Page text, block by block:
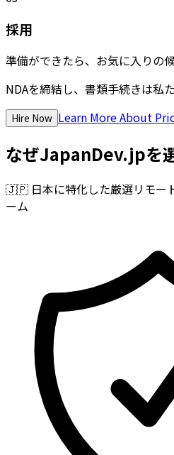
採用
準備ができたら、お気に入りの
NDAを締結し、書類手続きは私
Hire Now Learn More About
なぜJapanDev.jpを
🇯🇵 日本に特化した厳選リモー
ーム